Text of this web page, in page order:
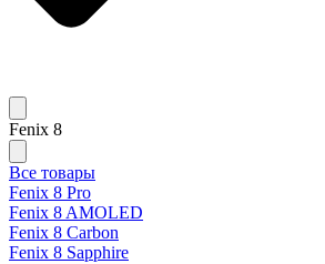
Fenix 8
Все товары
Fenix 8 Pro
Fenix 8 AMOLED
Fenix 8 Carbon
Fenix 8 Sapphire